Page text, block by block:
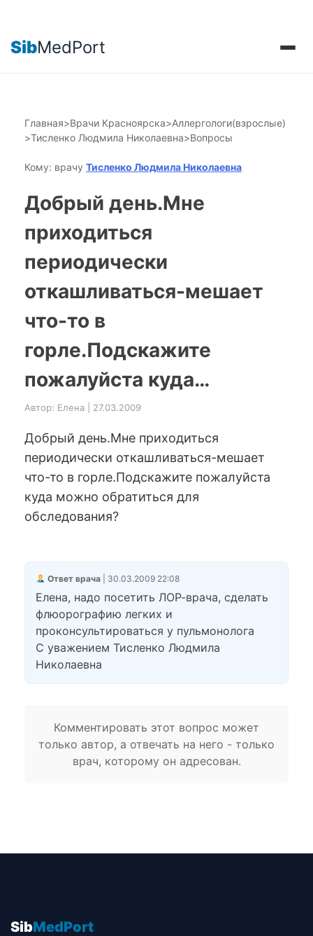
SibMedPort
Главная>Врачи Красноярска>Аллергологи(взрослые)
>Тисленко Людмила Николаевна>Вопросы
Кому: врачу Тисленко Людмила Николаевна
Добрый день.Мне
приходиться
периодически
откашливаться-мешает
что-то в
горле.Подскажите
пожалуйста куда…
Автор: Елена | 27.03.2009
Добрый день.Мне приходиться
периодически откашливаться-мешает
что-то в горле.Подскажите пожалуйста
куда можно обратиться для
обследования?
Ответ врача| 30.03.2009 22:08
Елена, надо посетить ЛОР-врача, сделать
флюорографию легких и
проконсультироваться у пульмонолога
С уважением Тисленко Людмила
Николаевна
Комментировать этот вопрос может
только автор, а отвечать на него - только
врач, которому он адресован.
SibMedPort